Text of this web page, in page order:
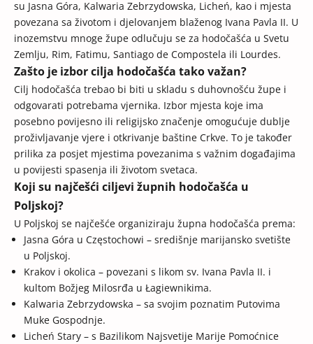
su Jasna Góra, Kalwaria Zebrzydowska, Licheń, kao i mjesta
povezana sa životom i djelovanjem blaženog Ivana Pavla II. U
inozemstvu mnoge župe odlučuju se za hodočašća u Svetu
Zemlju, Rim, Fatimu, Santiago de Compostela ili Lourdes.
Zašto je izbor cilja hodočašća tako važan?
Cilj hodočašća trebao bi biti u skladu s duhovnošću župe i
odgovarati potrebama vjernika. Izbor mjesta koje ima
posebno povijesno ili religijsko značenje omogućuje dublje
proživljavanje vjere i otkrivanje baštine Crkve. To je također
prilika za posjet mjestima povezanima s važnim događajima
u povijesti spasenja ili životom svetaca.
Koji su najčešći ciljevi župnih hodočašća u
Poljskoj?
U Poljskoj se najčešće organiziraju župna hodočašća prema:
Jasna Góra u Częstochowi – središnje marijansko svetište
u Poljskoj.
Krakov i okolica – povezani s likom sv. Ivana Pavla II. i
kultom Božjeg Milosrđa u Łagiewnikima.
Kalwaria Zebrzydowska – sa svojim poznatim Putovima
Muke Gospodnje.
Licheń Stary – s Bazilikom Najsvetije Marije Pomoćnice